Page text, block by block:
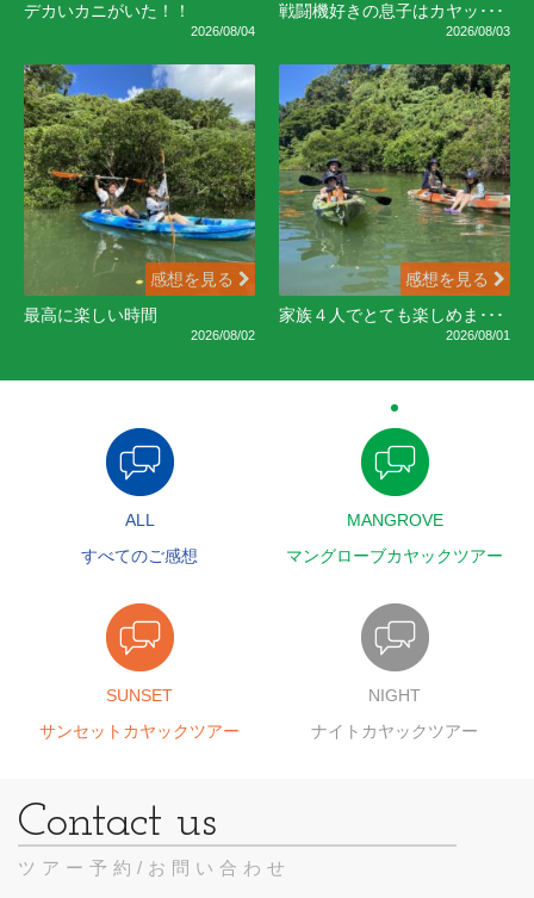
デカいカニがいた！！
2026/08/04
戦闘機好きの息子はカヤッ･･･
2026/08/03
感想を見る
最高に楽しい時間
2026/08/02
感想を見る
家族４人でとても楽しめま･･･
2026/08/01
ALL
すべてのご感想
MANGROVE
マングローブカヤックツアー
SUNSET
サンセットカヤックツアー
NIGHT
ナイトカヤックツアー
ツアー予約/お問い合わせ